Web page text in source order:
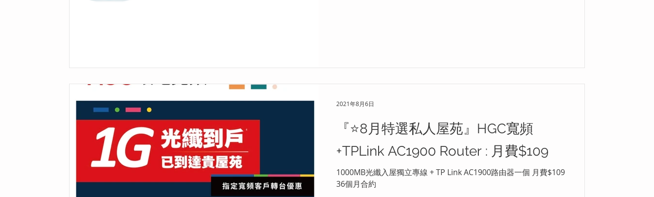
『⭐8月特選私人屋苑』HGC寬頻
+TPLink AC1900 Router : 月費$109
1000MB光纖入屋獨立專線 + TP Link AC1900路由器一個 月費$109
36個月合約
2021年8月6日